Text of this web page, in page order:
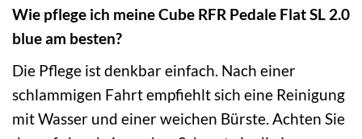
Wie pflege ich meine Cube RFR Pedale Flat SL 2.0
blue am besten?
Die Pflege ist denkbar einfach. Nach einer
schlammigen Fahrt empfiehlt sich eine Reinigung
mit Wasser und einer weichen Bürste. Achten Sie